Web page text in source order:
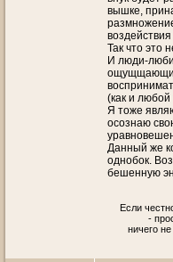
вышке,
Так что это
И люди-
(как и
Я тоже
осознаю
Данный же
однобок.
бешенную
Если
-
ничего